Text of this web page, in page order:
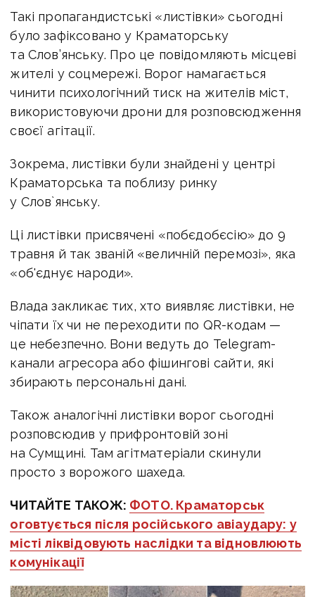
Такі пропагандистські «листівки» сьогодні
було зафіксовано у Краматорську
та Слов’янську. Про це повідомляють місцеві
жителі у соцмережі. Ворог намагається
чинити психологічний тиск на жителів міст,
використовуючи дрони для розповсюдження
своєї агітації.
Зокрема, листівки були знайдені у центрі
Краматорська та поблизу ринку
у Слов`янську.
Ці листівки присвячені «побєдобєсію» до 9
травня й так званій «величній перемозі», яка
«об'єднує народи».
Влада закликає тих, хто виявляє листівки, не
чіпати їх чи не переходити по QR-кодам —
це небезпечно. Вони ведуть до Telegram-
канали агресора або фішингові сайти, які
збирають персональні дані.
Також аналогічні листівки ворог сьогодні
розповсюдив у прифронтовій зоні
на Сумщині. Там агітматеріали скинули
просто з ворожого шахеда.
ЧИТАЙТЕ ТАКОЖ: ФОТО. Краматорськ
оговтується після російського авіаудару: у
місті ліквідовують наслідки та відновлюють
комунікації